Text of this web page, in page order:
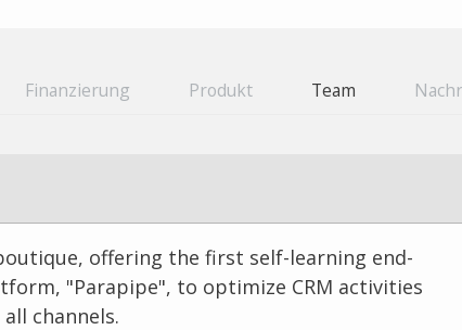
Finanzierung Produkt Team
offering the first self-learning end-
"Parapipe", to optimize CRM activities
channels.